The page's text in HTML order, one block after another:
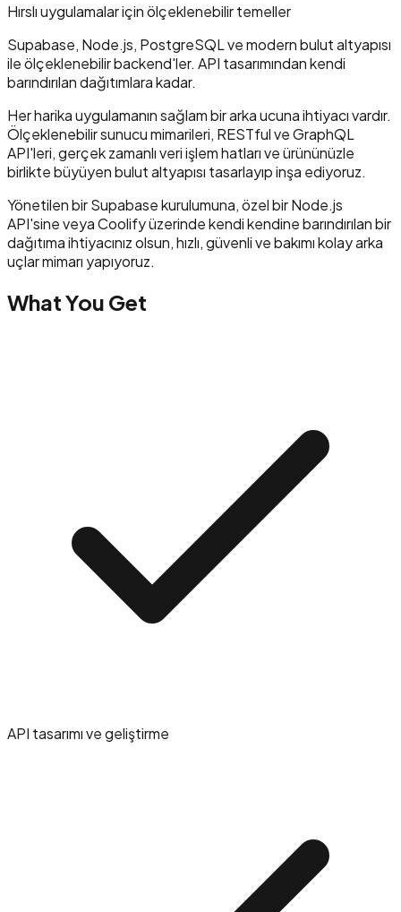
Hırslı uygulamalar için ölçeklenebilir temeller
Supabase, Node.js, PostgreSQL ve modern bulut altyapısı
ile ölçeklenebilir backend'ler. API tasarımından kendi
barındırılan dağıtımlara kadar.
Her harika uygulamanın sağlam bir arka ucuna ihtiyacı vardır.
Ölçeklenebilir sunucu mimarileri, RESTful ve GraphQL
API'leri, gerçek zamanlı veri işlem hatları ve ürününüzle
birlikte büyüyen bulut altyapısı tasarlayıp inşa ediyoruz.
Yönetilen bir Supabase kurulumuna, özel bir Node.js
API'sine veya Coolify üzerinde kendi kendine barındırılan bir
dağıtıma ihtiyacınız olsun, hızlı, güvenli ve bakımı kolay arka
uçlar mimarı yapıyoruz.
What You Get
API tasarımı ve geliştirme